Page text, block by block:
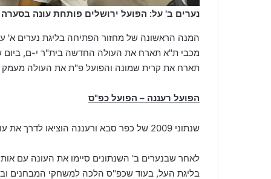
נערים ב' על: הפועל ירושלים פותחת עונה
המנה הראשונה של מחזור הפתיחה בליגת נערים
מכבי ת"א תארח את העולה החדשה בית"ר י-ם, ביום
תארח את קרית שמונה והפועל פ"ת את העולה מעמק
הפועל רעננה – הפועל כפ"ס
שנתוני 2009 של כפר סבא ורעננה הוציאו לדרך את עונת המשחקים 25-26 בליגת נערים א' על בדרבי של השרון.
בליגת העל, בעוד שכפ"ס הלכה למשחקי המבחנים